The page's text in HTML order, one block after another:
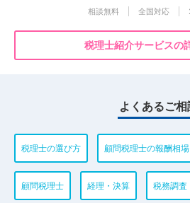
相談無料 全国対応
税理士紹介サービスの
よくあるご相
税理士の選び方 顧問税理士の報酬相場
顧問税理士 経理・決算 税務調査